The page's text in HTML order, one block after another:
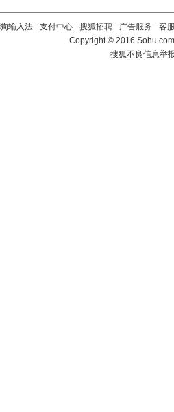
输入法 - 支付中心 - 搜狐招聘 - 广告服务 - 客
Copyright©2016
搜狐不良信息举